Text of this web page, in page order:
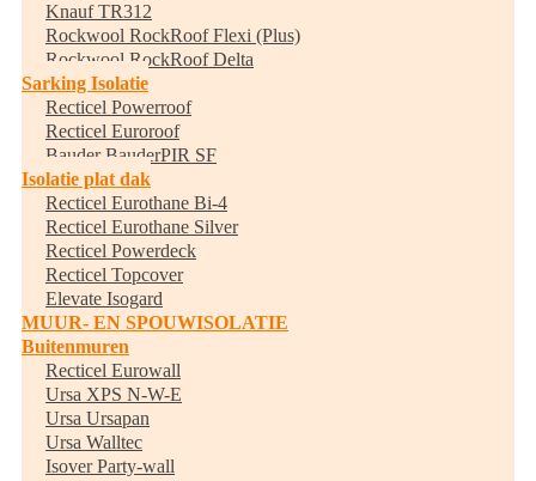
Knauf TR312
Rockwool RockRoof Flexi (Plus)
Rockwool RockRoof Delta
Sarking Isolatie
Recticel Powerroof
Recticel Euroroof
Bauder BauderPIR SF
Isolatie plat dak
Recticel Eurothane Bi-4
Recticel Eurothane Silver
Recticel Powerdeck
Recticel Topcover
Elevate Isogard
MUUR- EN SPOUWISOLATIE
Buitenmuren
Recticel Eurowall
Ursa XPS N-W-E
Ursa Ursapan
Ursa Walltec
Isover Party-wall